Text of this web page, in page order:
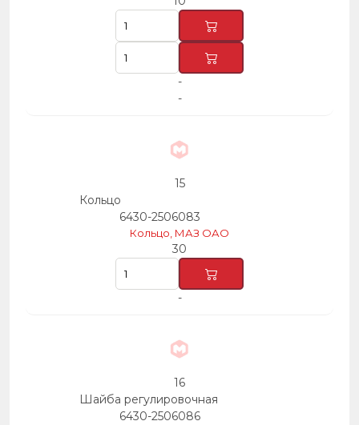
-
-
15
Кольцо
6430-2506083
Кольцо, МАЗ ОАО
30
-
16
Шайба регулировочная
6430-2506086